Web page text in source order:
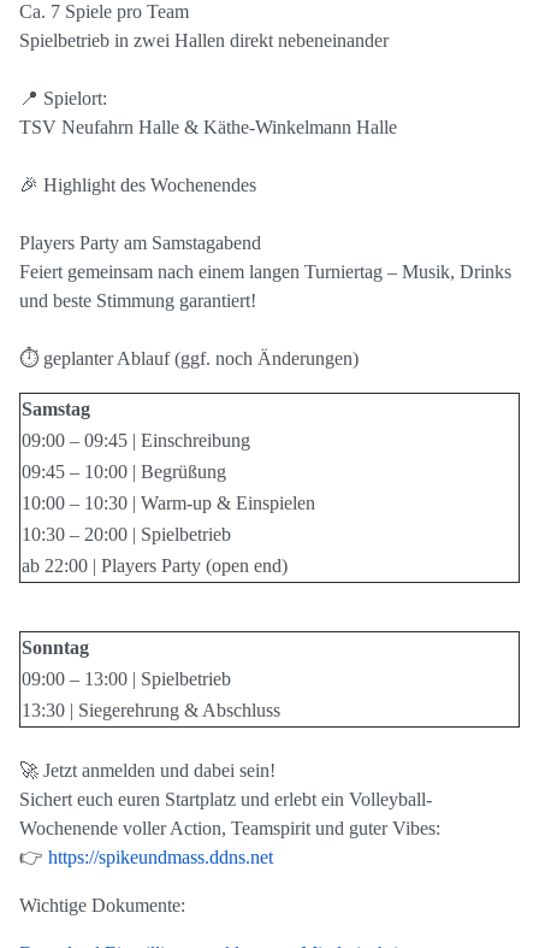
Ca. 7 Spiele pro Team
Spielbetrieb in zwei Hallen direkt nebeneinander
📍 Spielort:
TSV Neufahrn Halle & Käthe-Winkelmann Halle
🎉 Highlight des Wochenendes
Players Party am Samstagabend
Feiert gemeinsam nach einem langen Turniertag – Musik, Drinks
und beste Stimmung garantiert!
⏱️ geplanter Ablauf (ggf. noch Änderungen)
Samstag
09:00 – 09:45 | Einschreibung
09:45 – 10:00 | Begrüßung
10:00 – 10:30 | Warm-up & Einspielen
10:30 – 20:00 | Spielbetrieb
ab 22:00 | Players Party (open end)
Sonntag
09:00 – 13:00 | Spielbetrieb
13:30 | Siegerehrung & Abschluss
🚀 Jetzt anmelden und dabei sein!
Sichert euch euren Startplatz und erlebt ein Volleyball-
Wochenende voller Action, Teamspirit und guter Vibes:
👉 https://spikeundmass.ddns.net
Wichtige Dokumente: